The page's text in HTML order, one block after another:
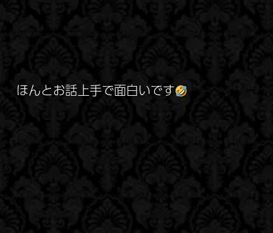
ほんとお話上手で面白いです